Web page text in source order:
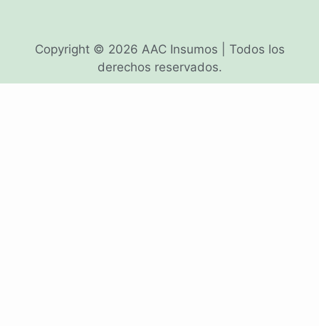
Copyright © 2026 AAC Insumos | Todos los
derechos reservados.